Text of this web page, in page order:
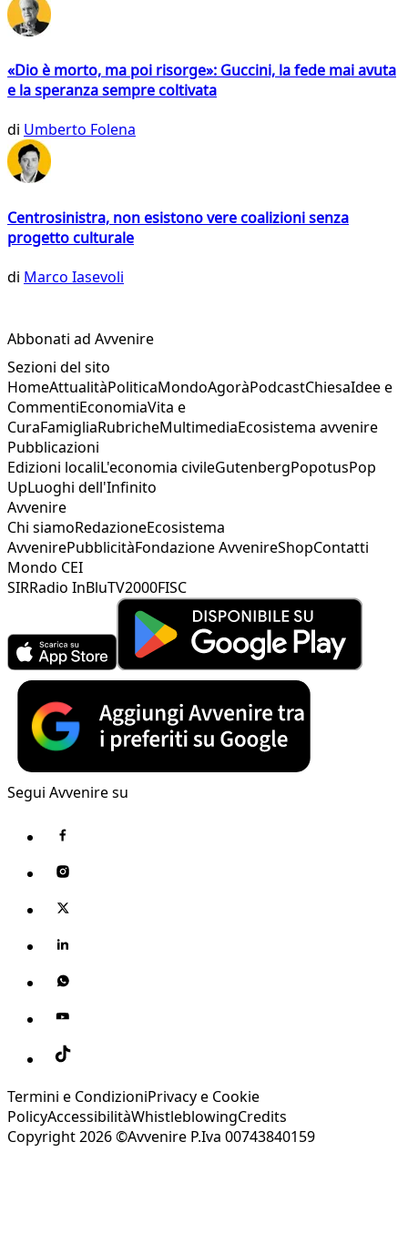
«Dio è morto, ma poi risorge»: Guccini, la fede mai avuta
e la speranza sempre coltivata
di Umberto Folena
Centrosinistra, non esistono vere coalizioni senza
progetto culturale
di Marco Iasevoli
Abbonati ad Avvenire
Sezioni del sito
HomeAttualitàPoliticaMondoAgoràPodcastChiesaIdee e
CommentiEconomiaVita e
CuraFamigliaRubricheMultimediaEcosistema avvenire
Pubblicazioni
Edizioni localiL'economia civileGutenbergPopotusPop
UpLuoghi dell'Infinito
Avvenire
Chi siamoRedazioneEcosistema
AvvenirePubblicitàFondazione AvvenireShopContatti
Mondo CEI
SIRRadio InBluTV2000FISC
Segui Avvenire su
Termini e CondizioniPrivacy e Cookie
PolicyAccessibilitàWhistleblowingCredits
Copyright 2026 ©Avvenire P.Iva 00743840159